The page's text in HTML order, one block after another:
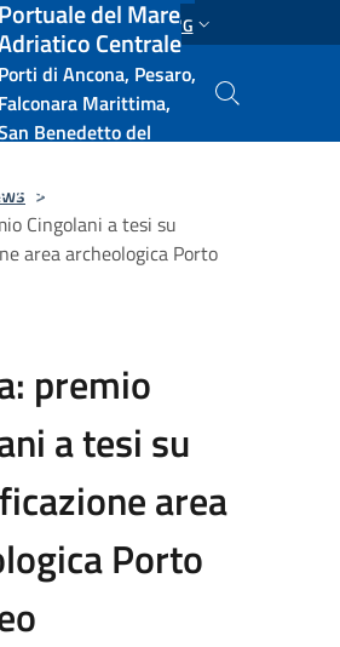
ENG
Portuale del Mare
Centrale
Porti di Ancona, Pesaro,
Falconara Marittima,
Benedetto del
Vasto
>
Cingolani a tesi su
area archeologica Porto
premio
a tesi su
area
Porto